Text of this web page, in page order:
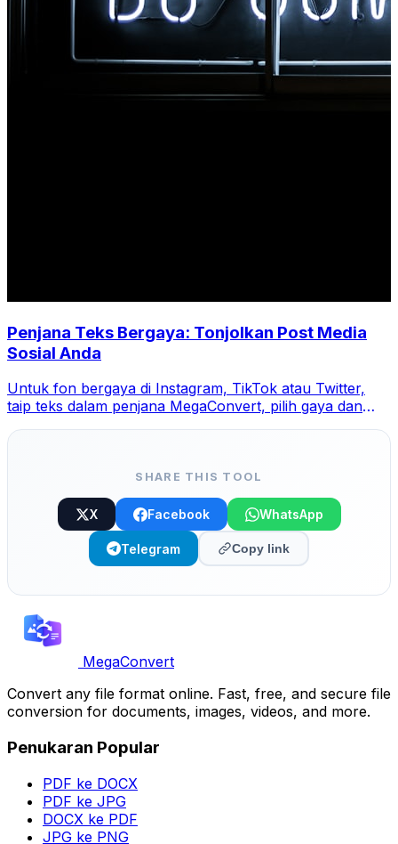
Penjana Teks Bergaya: Tonjolkan Post Media
Sosial Anda
Untuk fon bergaya di Instagram, TikTok atau Twitter,
taip teks dalam penjana MegaConvert, pilih gaya dan
SHARE THIS TOOL
X Facebook WhatsApp
Telegram Copy link
MegaConvert
Convert any file format online. Fast, free, and secure file
conversion for documents, images, videos, and more.
Penukaran Popular
PDF ke DOCX
PDF ke JPG
DOCX ke PDF
JPG ke PNG